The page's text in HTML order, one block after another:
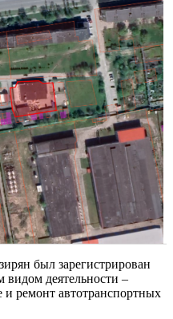
был зарегистрирован
деятельности –
и ремонт автотранспортных